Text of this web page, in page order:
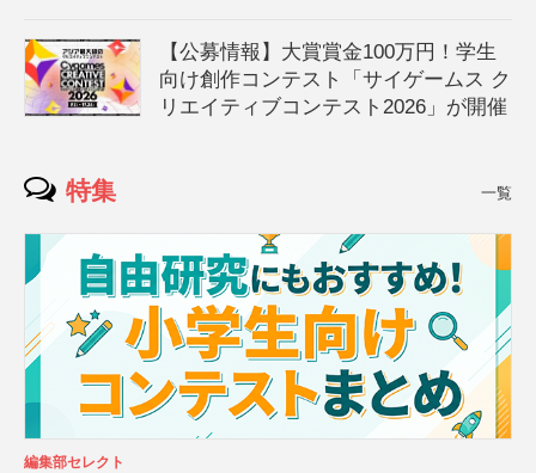
【公募情報】大賞賞金100万円！学生
向け創作コンテスト「サイゲームス ク
リエイティブコンテスト2026」が開催
特集 一覧
編集部セレクト